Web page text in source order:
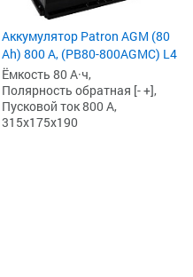
Аккумулятор Patron AGM (80
Ah) 800 А, (PB80-800AGMC) L4
Ёмкость 80 А·ч,
Полярность обратная [- +],
Пусковой ток 800 А,
315x175x190